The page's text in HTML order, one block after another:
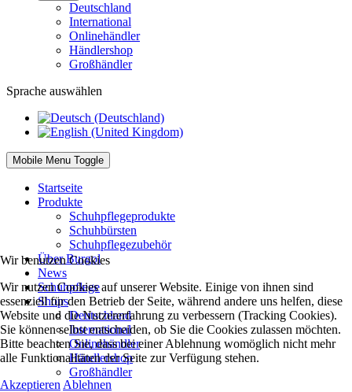
Deutschland
International
Onlinehändler
Händlershop
Großhändler
Sprache auswählen
Mobile Menu Toggle
Startseite
Produkte
Schuhpflegeprodukte
Schuhbürsten
Schuhpflegezubehör
Über Burgol
News
Schuhpflege
Shops
Deutschland
International
Onlinehändler
Händlershop
Großhändler
Wir benutzen Cookies
Wir nutzen Cookies auf unserer Website. Einige von ihnen sind
essenziell für den Betrieb der Seite, während andere uns helfen, diese
Website und die Nutzererfahrung zu verbessern (Tracking Cookies).
Sie können selbst entscheiden, ob Sie die Cookies zulassen möchten.
Bitte beachten Sie, dass bei einer Ablehnung womöglich nicht mehr
alle Funktionalitäten der Seite zur Verfügung stehen.
Akzeptieren Ablehnen